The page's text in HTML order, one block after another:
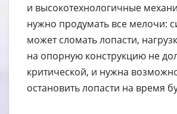
и высокотехнологичные
нужно продумать все мелочи:
может сломать лопасти,
на опорную конструкцию не
критической, и нужна
остановить лопасти на время